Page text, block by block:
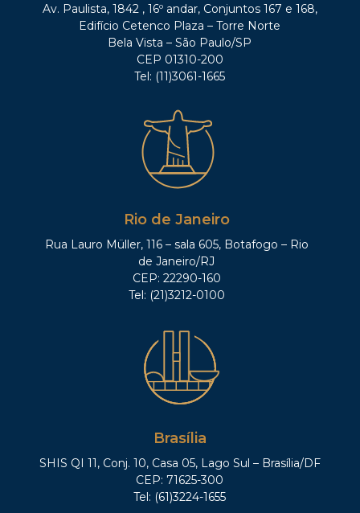
Av. Paulista, 1842 , 16º andar, Conjuntos 167 e 168,
Edifício Cetenco Plaza – Torre Norte
Bela Vista – São Paulo/SP
CEP 01310-200
Tel: (11)3061-1665
Rio de Janeiro
Rua Lauro Müller, 116 – sala 605, Botafogo – Rio
de Janeiro/RJ
CEP: 22290-160
Tel: (21)3212-0100
Brasília
SHIS QI 11, Conj. 10, Casa 05, Lago Sul – Brasília/DF
CEP: 71625-300
Tel: (61)3224-1655